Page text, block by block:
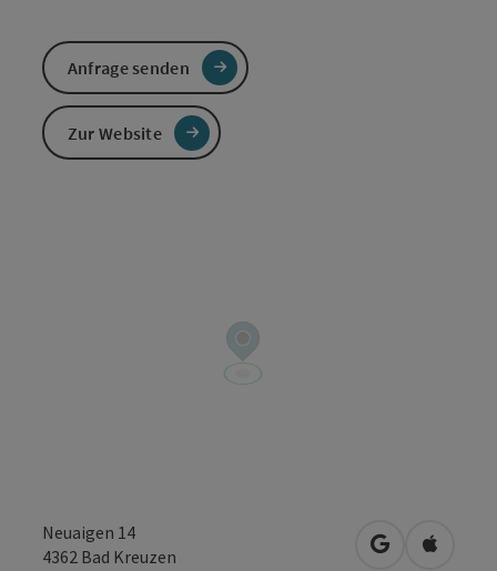
Neuaigen 14
4362 Bad Kreuzen in Google
in
Anfrage senden
Zur Website